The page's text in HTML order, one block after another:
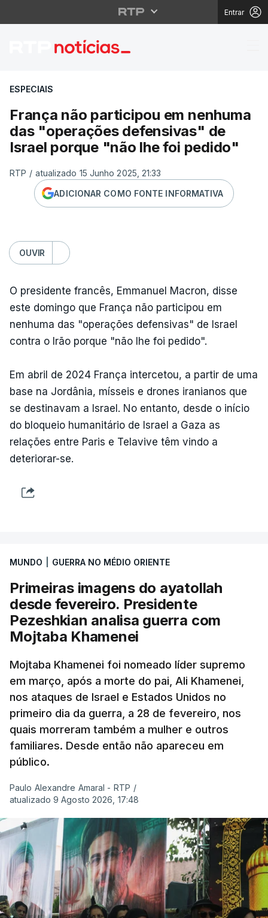
Entrar
França não
ESPECIAIS
França não participou em nenhuma
das "operações defensivas" de
Israel porque "não lhe foi pedido"
RTP / atualizado 15 Junho 2025, 21:33
ADICIONAR COMO FONTE INFORMATIVA
OUVIR
O presidente francês, Emmanuel Macron, disse
este domingo que França não participou em
nenhuma das "operações defensivas" de Israel
contra o Irão porque "não lhe foi pedido".
Em abril de 2024 França intercetou, a partir de uma
base na Jordânia, mísseis e drones iranianos que
se destinavam a Israel. No entanto, desde o início
do bloqueio humanitário de Israel a Gaza as
relações entre Paris e Telavive têm vindo a
deteriorar-se.
MUNDO GUERRA NO MÉDIO ORIENTE
Primeiras imagens do ayatollah
desde fevereiro. Presidente
Pezeshkian analisa guerra com
Mojtaba Khamenei
Mojtaba Khamenei foi nomeado líder supremo
em março, após a morte do pai, Ali Khamenei,
nos ataques de Israel e Estados Unidos no
primeiro dia da guerra, a 28 de fevereiro, nos
quais morreram também a mulher e outros
familiares. Desde então não apareceu em
público.
Paulo Alexandre Amaral - RTP /
atualizado 9 Agosto 2026, 17:48